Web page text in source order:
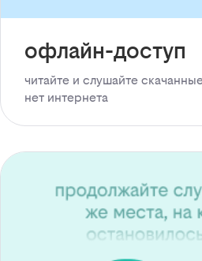
офлайн-доступ
читайте и слушайте
нет интернета